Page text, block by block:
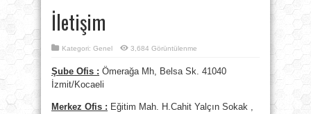
İletişim
Kategori: Genel 3,684 Görüntülenme
Şube Ofis : Ömerağa Mh, Belsa Sk. 41040
İzmit/Kocaeli
Merkez Ofis : Eğitim Mah. H.Cahit Yalçın Sokak ,